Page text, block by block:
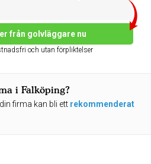
från golvläggare nu
och utan förpliktelser
i Falköping?
firma kan bli ett rekommenderat